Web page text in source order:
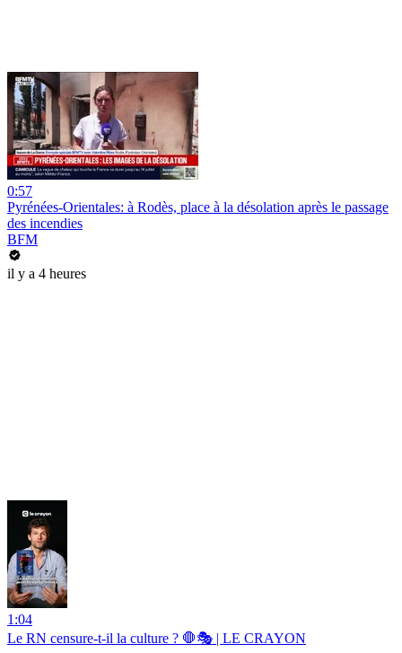
0:57
Pyrénées-Orientales: à Rodès, place à la désolation après le passage
des incendies
BFM
il y a 4 heures
1:04
Le RN censure-t-il la culture ? 🛑🎭 | LE CRAYON